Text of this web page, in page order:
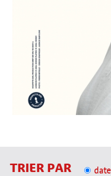
TRIER PAR